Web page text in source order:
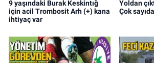
9 yaşındaki Burak Keskintığ
için acil Trombosit Arh (+) kana
ihtiyaç var
Yoldan
Çok